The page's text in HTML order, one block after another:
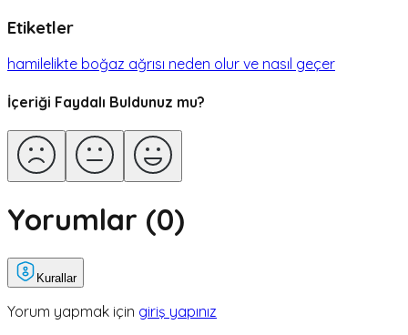
Etiketler
hamilelikte boğaz ağrısı neden olur ve nasıl geçer
İçeriği Faydalı Buldunuz mu?
Yorumlar (0)
Kurallar
Yorum yapmak için giriş yapınız